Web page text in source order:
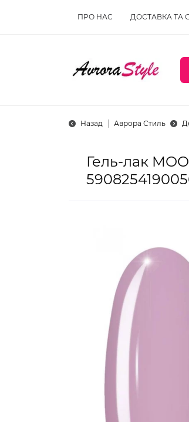
ПРО НАС ДОСТАВКА ТА
Назад Аврора Стиль
Гель-лак